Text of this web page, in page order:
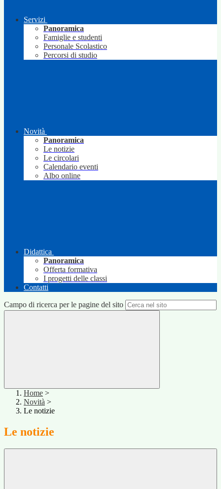
Servizi
Panoramica
Famiglie e studenti
Personale Scolastico
Percorsi di studio
Novità
Panoramica
Le notizie
Le circolari
Calendario eventi
Albo online
Didattica
Panoramica
Offerta formativa
I progetti delle classi
Contatti
Campo di ricerca per le pagine del sito
Home >
Novità >
Le notizie
Le notizie